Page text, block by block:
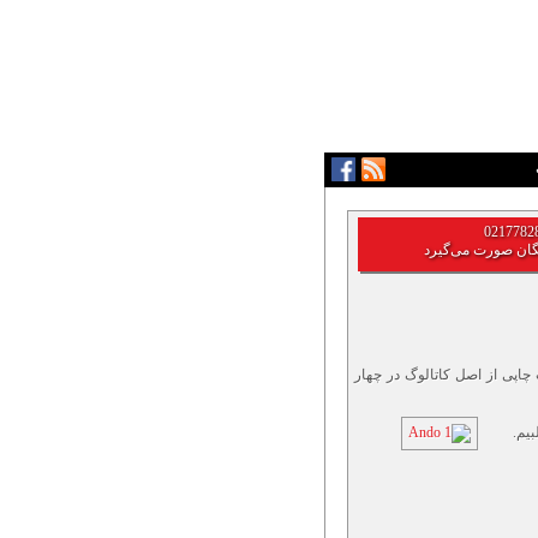
صورت می‌گیرد
از اصل کاتالوگ در چهار